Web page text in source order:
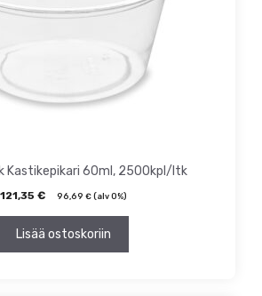
Kastikepikari 60ml, 2500kpl/ltk
121,35 € 96,69 €(alv 0%)
Lisää ostoskoriin